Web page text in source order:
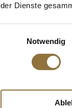
der Dienste
Notwendig
Salz